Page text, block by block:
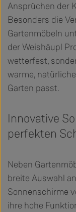
Ansprüchen der
Besonders die
Gartenmöbeln
der Weishäupl
wetterfest,
warme,
Garten passt.
Innovative
perfekten
Neben
breite Auswahl
Sonnenschirme
ihre hohe